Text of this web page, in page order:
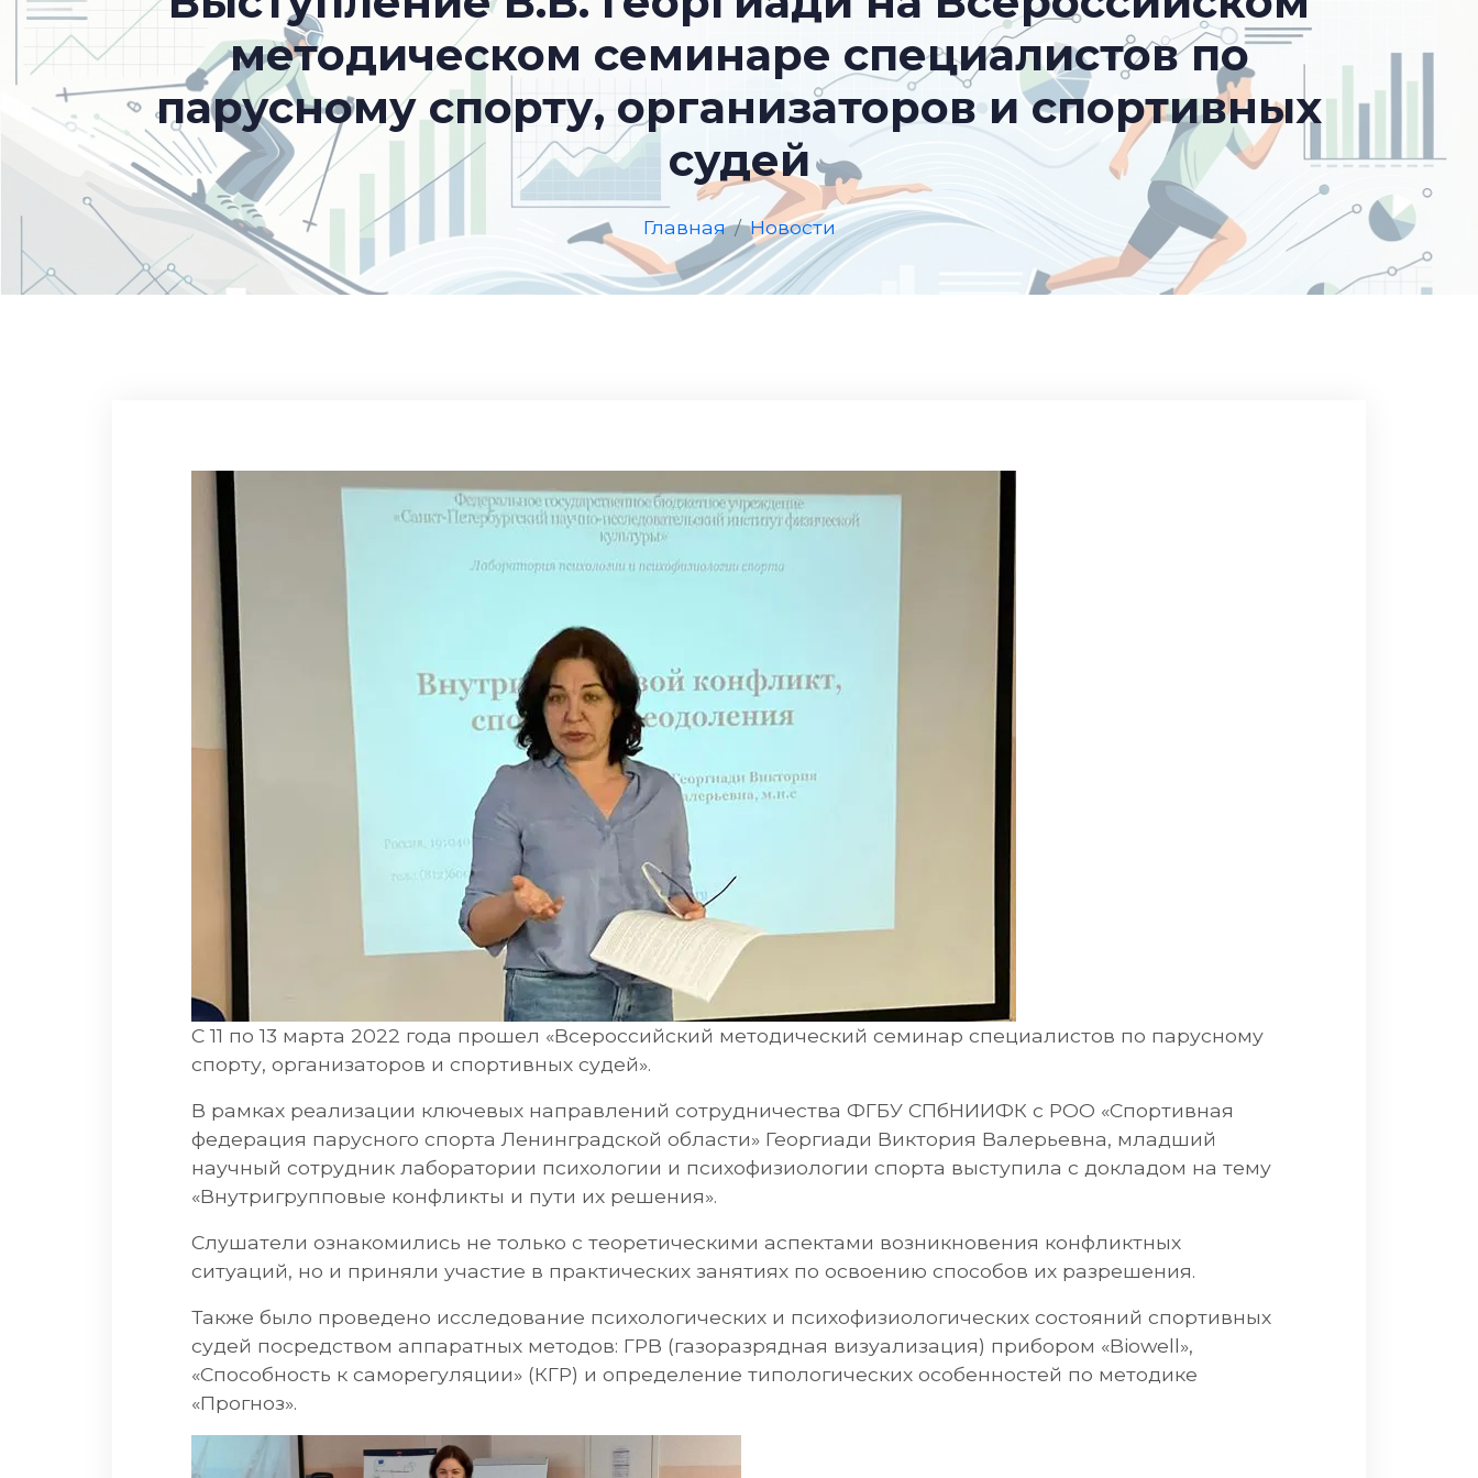
методическом семинаре специалистов по
парусному спорту, организаторов и спортивных
судей
Главная Новости
С 11 по 13 марта 2022 года прошел «Всероссийский методический семинар специалистов по парусному
спорту, организаторов и спортивных судей».
В рамках реализации ключевых направлений сотрудничества ФГБУ СПбНИИФК с РОО «Спортивная
федерация парусного спорта Ленинградской области» Георгиади Виктория Валерьевна, младший
научный сотрудник лаборатории психологии и психофизиологии спорта выступила с докладом на тему
«Внутригрупповые конфликты и пути их решения».
Слушатели ознакомились не только с теоретическими аспектами возникновения конфликтных
ситуаций, но и приняли участие в практических занятиях по освоению способов их разрешения.
Также было проведено исследование психологических и психофизиологических состояний спортивных
судей посредством аппаратных методов: ГРВ (газоразрядная визуализация) прибором «Biowell»,
«Способность к саморегуляции» (КГР) и определение типологических особенностей по методике
«Прогноз».